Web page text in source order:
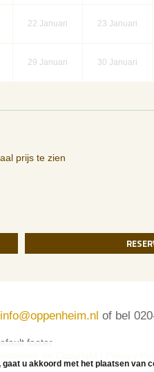
22 Januari 23 Januari
29 Januari 30 Januari
prijs te zien
info@oppenheim.nl of bel
footer
u akkoord met het plaatsen van